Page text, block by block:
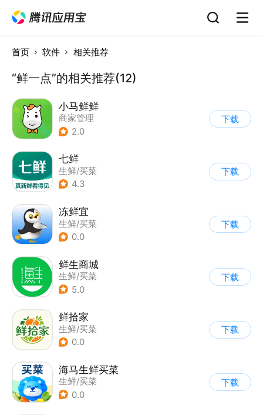
首页 软件 相关推荐
“鲜一点”的相关推荐(12)
小马鲜鲜
商家管理
2.0
下载
七鲜
生鲜/买菜
4.3
下载
冻鲜宜
生鲜/买菜
0.0
下载
鲜生商城
生鲜/买菜
5.0
下载
鲜拾家
生鲜/买菜
| 超市/便利店
0.0
下载
海马生鲜买菜
生鲜/买菜
0.0
下载